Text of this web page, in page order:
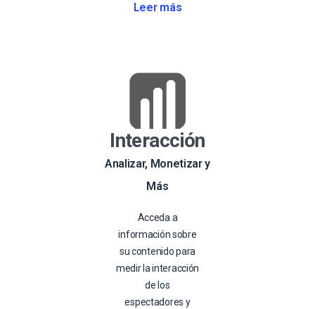
Leer más
Interacción
Analizar, Monetizar y
Más
Acceda a
información sobre
su contenido para
medir la interacción
de los
espectadores y